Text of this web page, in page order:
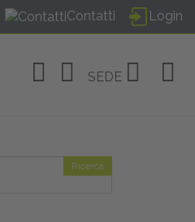
Contatti Login
SEDE
Ricerca